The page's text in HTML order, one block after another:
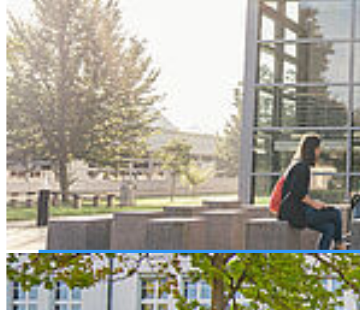
International des Monats – International
of the month
01.06.2026
Nina (26) vertieft an der Università degli Studi di Sassari ihr
Tourismus-Studium hinsichtlich von Nachhaltigkeit. Nina (26) is
specialising in sustainability as part of her tourism degree at the
University of Sassari.